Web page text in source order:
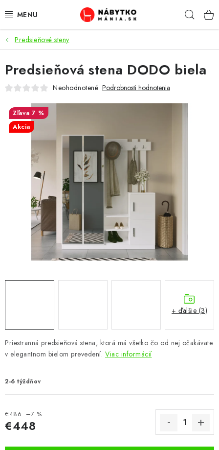
na
VÝPREDAJ
NOVINKY
OBÝVACIA IZBA
KUCHYŇA
PREDSIENE
PRACOVŇA / KANCELÁRIA
KÚPEĽŇA
DETSKÉ A ŠTUDENTSKÉ
Kontakty Podmienky ochrany osobných údajov
Registrace
Obchodné podmienky 2024
Predsieňové steny
Priestranná predsieňová stena, ktorá má všetko čo od nej očakávate
v elegantnom bielom prevedení. Viac informácií
2-6 týždňov
€486 –7 %
€448
Predsieňová stena DODO biela
Neohodnotené Podrobnosti hodnotenia
7 %
Akcia
+ ďalšie (3)